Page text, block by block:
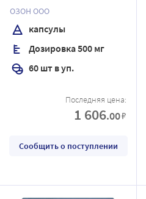
ОЗОН ООО
капсулы
Дозировка 500 мг
60 шт в уп.
Последняя цена:
1 606.00₽
Сообщить о поступлении